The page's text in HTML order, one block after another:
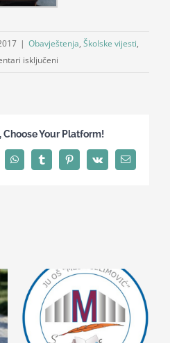
| Obavještenja, Školske vijesti,
isključeni
sportova
Choose Your Platform!
WhatsAppTumblrPinterest
Vk Email